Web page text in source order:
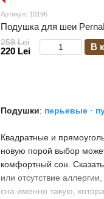
Подушки: перьевые ·
Квадратные и
новую порой выбор
комфортный сон.
или отсутствие
сна именно такую,
Артикул: 10196
Подушка для шеи
259 Lei
220 Lei В